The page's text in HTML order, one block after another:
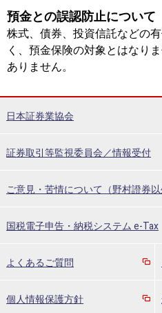
預金との誤認防止について
株式、債券、投資信託などの
く、預金保険の対象とはなり
ありません。
日本証券業協会
証券取引等監視委員会／情報受付
ご意見・苦情について（野村證券以
国税電子申告・納税システム e-Tax
よくあるご質問
個人情報保護方針